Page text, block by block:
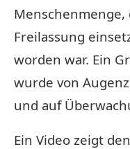
Freilassung
worden war. Ein
wurde von
und auf
Ein Video zeigt